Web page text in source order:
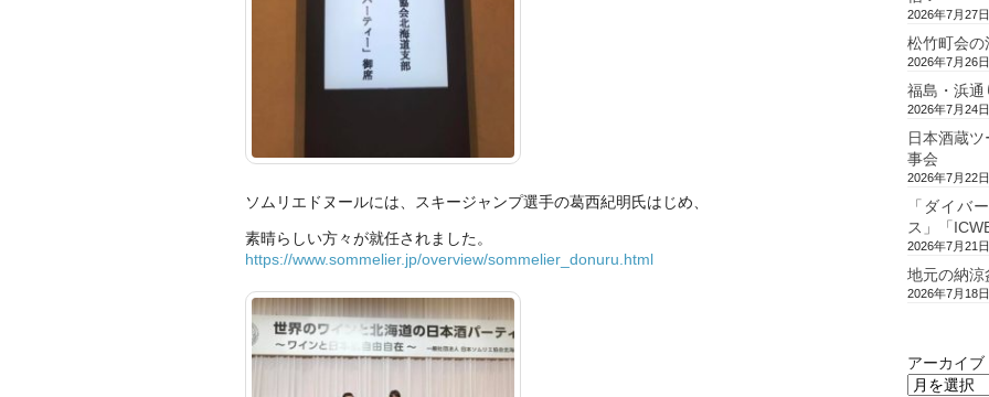
ソムリエドヌールには、スキージャンプ選手の葛西紀明氏はじめ、
素晴らしい方々が就任されました。
https://www.sommelier.jp/overview/sommelier_donuru.html
2026年7月27日
松竹町会の
2026年7月26日
福島・浜通
2026年7月24日
日本酒蔵
事会
2026年7月22日
「ダイバ
ス」「
2026年7月21日
地元の納涼
2026年7月18日
アーカイブ